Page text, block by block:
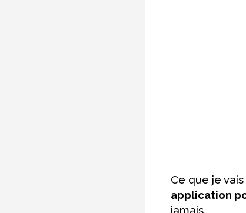
Ce que je
application
jamais.